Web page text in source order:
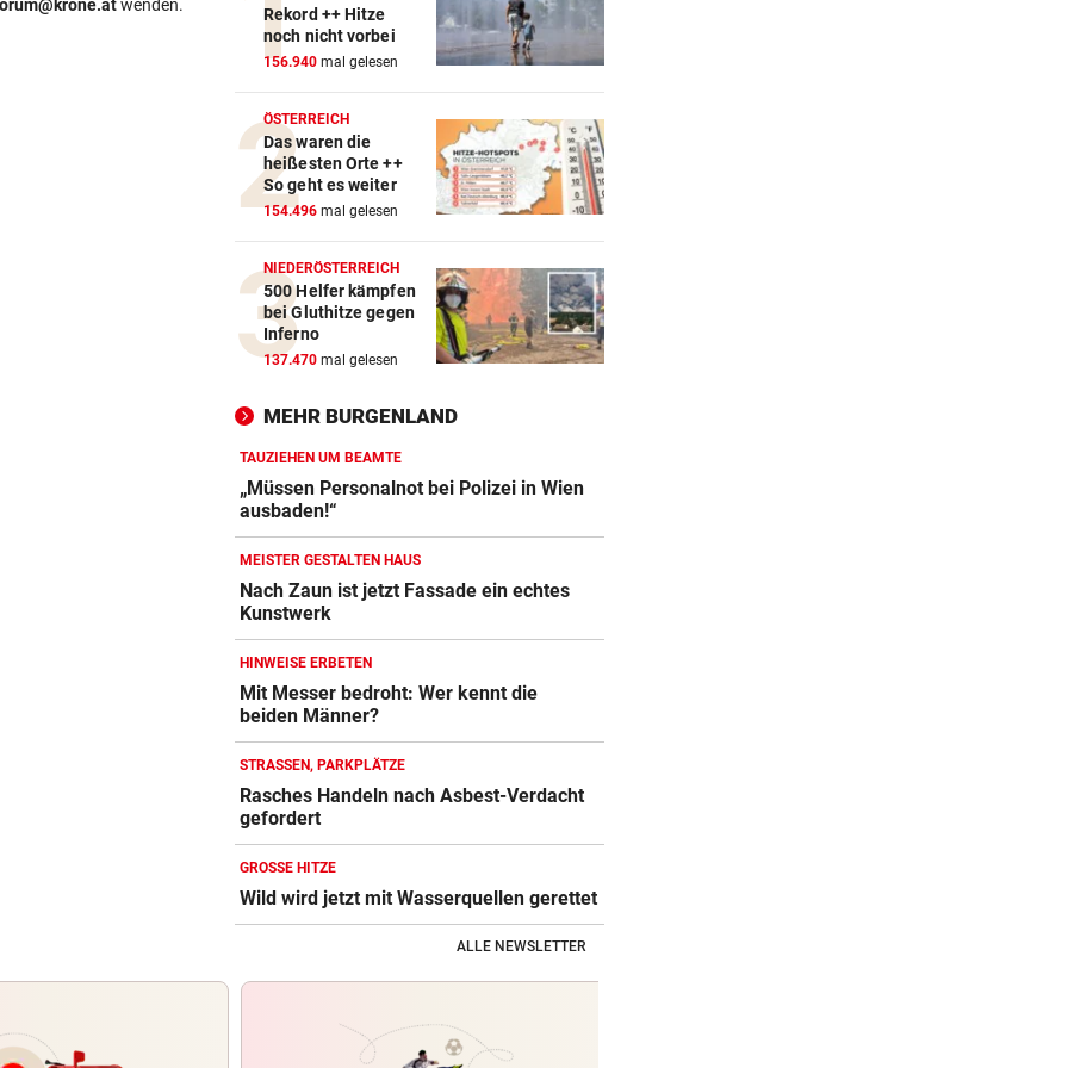
wenden.
Rekord ++ Hitze
noch nicht vorbei
156.940 mal gelesen
ÖSTERREICH
Das waren die
heißesten Orte ++
So geht es weiter
154.496 mal gelesen
NIEDERÖSTERREICH
500 Helfer kämpfen
bei Gluthitze gegen
Inferno
137.470 mal gelesen
MEHR BURGENLAND
TAUZIEHEN UM BEAMTE
„Müssen Personalnot bei Polizei in Wien
ausbaden!“
MEISTER GESTALTEN HAUS
Nach Zaun ist jetzt Fassade ein echtes
Kunstwerk
HINWEISE ERBETEN
Mit Messer bedroht: Wer kennt die
beiden Männer?
STRASSEN, PARKPLÄTZE
Rasches Handeln nach Asbest-Verdacht
gefordert
GROSSE HITZE
Wild wird jetzt mit Wasserquellen gerettet
ALLE NEWSLETTER